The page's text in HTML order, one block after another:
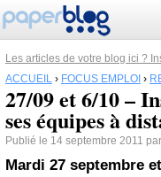
Les articles de votre blog ici ?
ACCUEIL › FOCUS EMPLOI ›
27/09 et 6/10 –
ses équipes à
Publié le 14 septembre 2011 par
Mardi 27 septembre